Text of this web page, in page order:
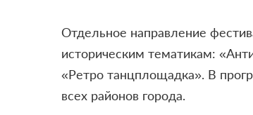
Отдельное направление
историческим тематикам:
«Ретро танцплощадка». В
всех районов города.